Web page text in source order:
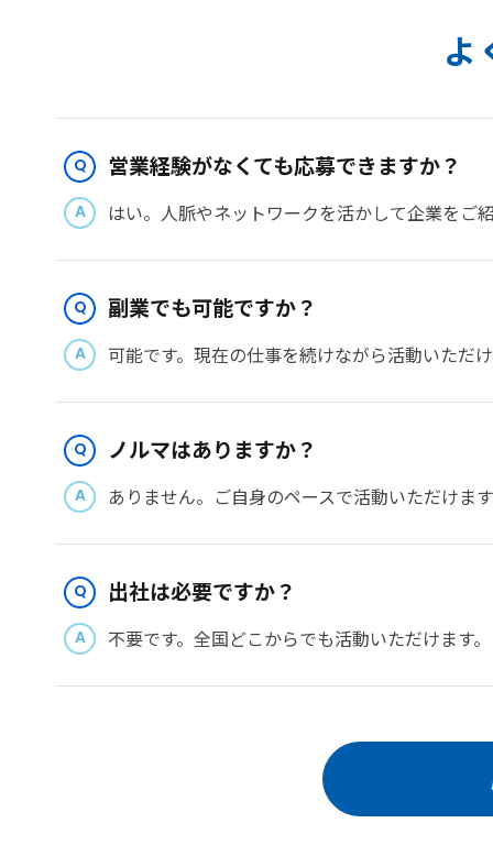
よ
営業経験がなくても応募できますか？
はい。人脈やネットワークを活かして企業をご
副業でも可能ですか？
可能です。現在の仕事を続けながら活動いただ
ノルマはありますか？
ありません。ご自身のペースで活動いただけま
出社は必要ですか？
不要です。全国どこからでも活動いただけます。